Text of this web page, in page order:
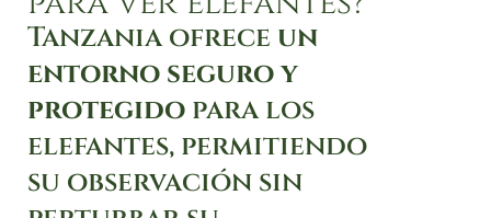
Tanzania ofrece un
entorno seguro y
protegido para los
elefantes, permitiendo
su observación sin